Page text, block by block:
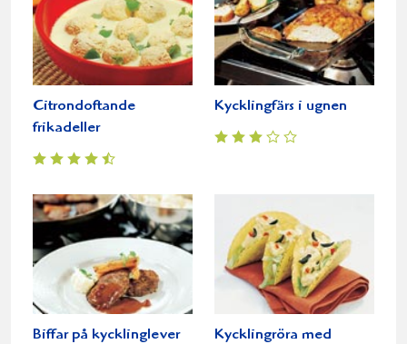
Citrondoftande
frikadeller
Kycklingfärs i ugnen
Biffar på kycklinglever
Kycklingröra med